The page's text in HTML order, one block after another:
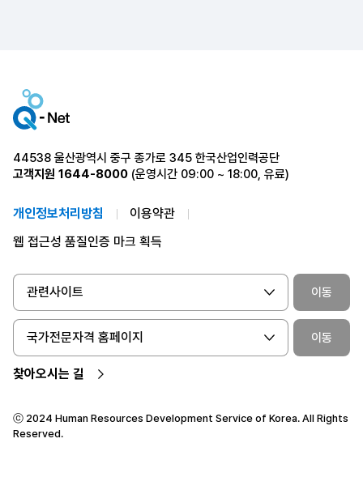
44538 울산광역시 중구 종가로 345 한국산업인력공단
고객지원 1644-8000 (운영시간 09:00 ~ 18:00, 유료)
개인정보처리방침
이용약관
웹 접근성 품질인증 마크 획득
관련사이트 이동
국가전문자격 홈페이지 이동
찾아오시는 길
ⓒ 2024 Human Resources Development Service of Korea. All Rights
Reserved.